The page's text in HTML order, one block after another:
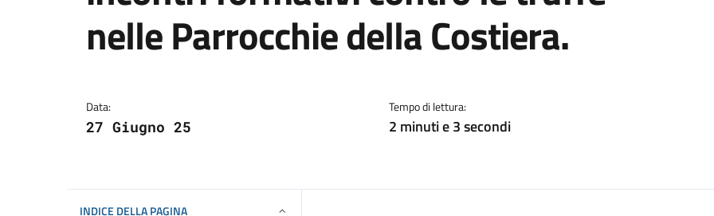
nelle Parrocchie della Costiera.
Data:
27 Giugno 25
Tempo di lettura:
2 minuti e 3 secondi
INDICE DELLA PAGINA